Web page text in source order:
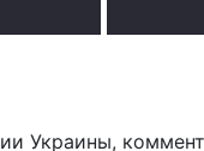
Украины,